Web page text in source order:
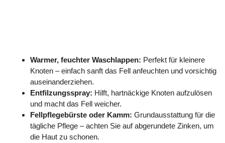
Warmer, feuchter Waschlappen: Perfekt für kleinere
Knoten – einfach sanft das Fell anfeuchten und vorsichtig
auseinanderziehen.
Entfilzungsspray: Hilft, hartnäckige Knoten aufzulösen
und macht das Fell weicher.
Fellpflegebürste oder Kamm: Grundausstattung für die
tägliche Pflege – achten Sie auf abgerundete Zinken, um
die Haut zu schonen.